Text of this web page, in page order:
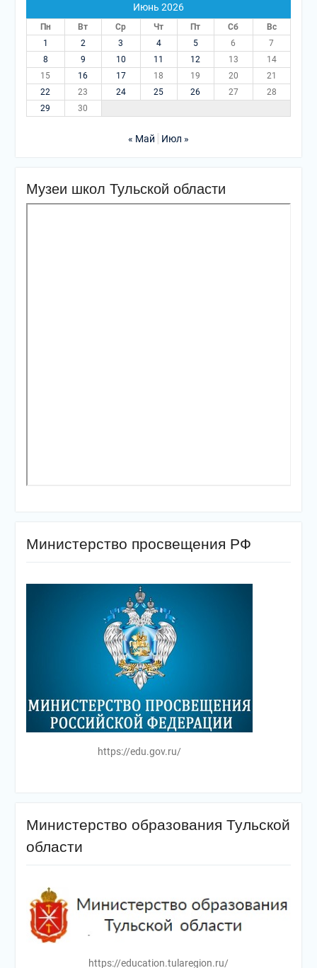
Июнь 2026
Пн Вт Ср Чт Пт Сб
Вс
1
2 3 4 5 6
7
8
9 10 11 12 13
14
15
16 17 18 19 20
21
22
23 24 25 26 27
28
29
30
« Май Июл »
Музеи школ Тульской области
Министерство просвещения РФ
https://edu.gov.ru/
Министерство образования Тульской
области
https://education.tularegion.ru/